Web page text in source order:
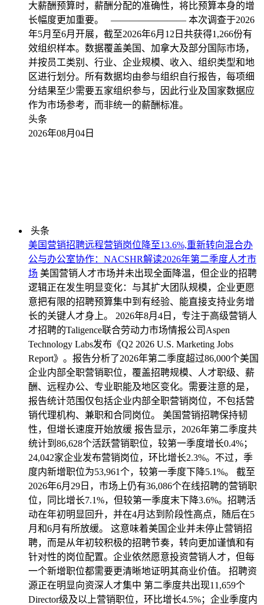
大薪酬预算时，薪酬分配的准确性，将比预算本身的增
长幅度更加重要。 ———————— 本次调查于2026
年5月至6月开展，截至2026年6月12日共获得1,266份有
效组织样本。数据覆盖美国、加拿大及部分国际市场，
并按员工类别、行业、企业规模、收入、组织类型和地
区进行划分。所有数据均由参与组织自行报告，每项细
分结果至少需要五家组织参与，因此行业及国家数据应
作为市场参考，而非统一的薪酬标准。
头条
2026年08月04日
头条
美国营销招聘远程营销岗位降至13.6%,重新转向混合办
公与办公室协作：NACSHR解读2026年第二季度人才市
场 美国营销人才市场并未出现全面降温，但企业的招聘
逻辑正在发生明显变化：与其扩大团队规模，企业更愿
意把有限的招聘预算集中到有经验、能直接支持业务增
长的关键人才身上。 2026年8月4日，专注于高级营销人
才招聘的Taligence联合劳动力市场情报公司Aspen
Technology Labs发布《Q2 2026 U.S. Marketing Jobs
Report》。报告分析了2026年第二季度超过86,000个美国
企业内部全职营销职位，覆盖招聘规模、人才职级、薪
酬、远程办公、专业职能及地区变化。需要注意的是，
报告统计范围仅包括企业内部全职营销岗位，不包括营
销代理机构、兼职和合同岗位。 美国营销招聘保持韧
性，但增长速度开始放缓 报告显示，2026年第二季度共
统计到86,628个活跃营销职位，较第一季度增长0.4%；
24,042家企业发布营销岗位，环比增长2.3%。不过，季
度内新增职位为53,961个，较第一季度下降5.1%。 截至
2026年6月29日，市场上仍有36,086个在线招聘的营销职
位，同比增长7.1%，但较第一季度末下降3.6%。招聘活
动在年初明显回升，并在4月达到阶段性高点，随后在5
月和6月有所放缓。 这意味着美国企业并未停止营销招
聘，而是从年初较积极的招聘节奏，转向更加谨慎和有
针对性的岗位配置。企业依然愿意投资营销人才，但每
一个新增职位都需要更清晰地证明其商业价值。 招聘资
源正在明显向资深人才集中 第二季度共出现11,659个
Director级及以上营销职位，环比增长4.5%；企业季度内